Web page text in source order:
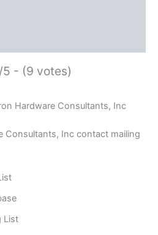
5 - (9 votes)
Hardware Consultants, Inc
Consultants, Inc contact mailing
List